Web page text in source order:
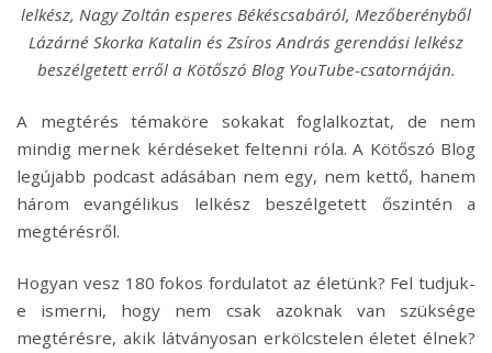
lelkész, Nagy Zoltán esperes Békéscsabáról, Mezőberényből
Lázárné Skorka Katalin és Zsíros András gerendási lelkész
beszélgetett erről a Kötőszó Blog YouTube-csatornáján.
A megtérés témaköre sokakat foglalkoztat, de nem
mindig mernek kérdéseket feltenni róla. A Kötőszó Blog
legújabb podcast adásában nem egy, nem kettő, hanem
három evangélikus lelkész beszélgetett őszintén a
megtérésről.
Hogyan vesz 180 fokos fordulatot az életünk? Fel tudjuk-
e ismerni, hogy nem csak azoknak van szüksége
megtérésre, akik látványosan erkölcstelen életet élnek?